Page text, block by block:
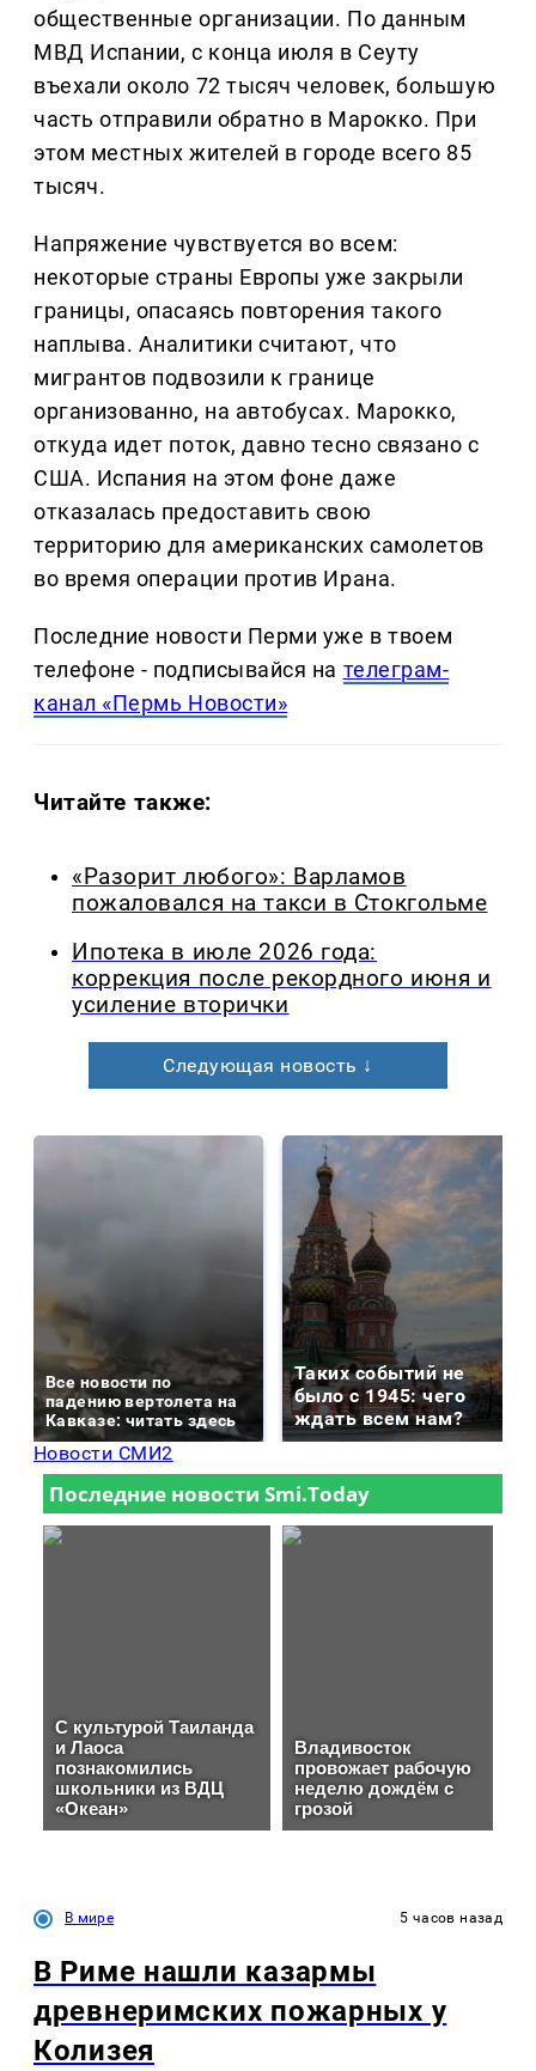
общественные организации. По данным
МВД Испании, с конца июля в Сеуту
въехали около 72 тысяч человек, большую
часть отправили обратно в Марокко. При
этом местных жителей в городе всего 85
тысяч.
Напряжение чувствуется во всем:
некоторые страны Европы уже закрыли
границы, опасаясь повторения такого
наплыва. Аналитики считают, что
мигрантов подвозили к границе
организованно, на автобусах. Марокко,
откуда идет поток, давно тесно связано с
США. Испания на этом фоне даже
отказалась предоставить свою
территорию для американских самолетов
во время операции против Ирана.
Последние новости Перми уже в твоем
телефоне - подписывайся на телеграм-
канал «Пермь Новости»
Читайте также:
«Разорит любого»: Варламов
пожаловался на такси в Стокгольме
Ипотека в июле 2026 года:
коррекция после рекордного июня и
усиление вторички
Следующая новость ↓
Все новости по
падению вертолета на
Кавказе: читать здесь
Таких событий не
было с 1945: чего
ждать всем нам?
Новости СМИ2
В мире 5 часов назад
В Риме нашли казармы
древнеримских пожарных у
Колизея